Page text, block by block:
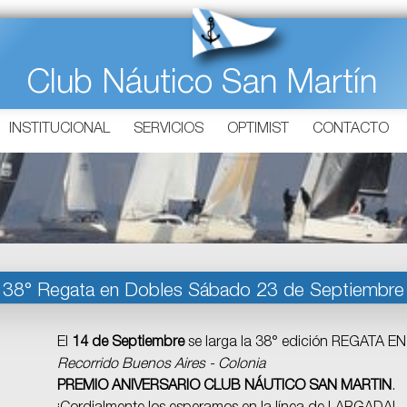
Club Náutico San Martín
INSTITUCIONAL SERVICIOS OPTIMIST CONTACTO
38° Regata en Dobles Sábado 23 de Septiembre
El 14 de Septiembrese larga la 38° edición REGATA
Recorrido Buenos Aires - Colonia
PREMIO ANIVERSARIO CLUB NÁUTICO SAN MARTIN.